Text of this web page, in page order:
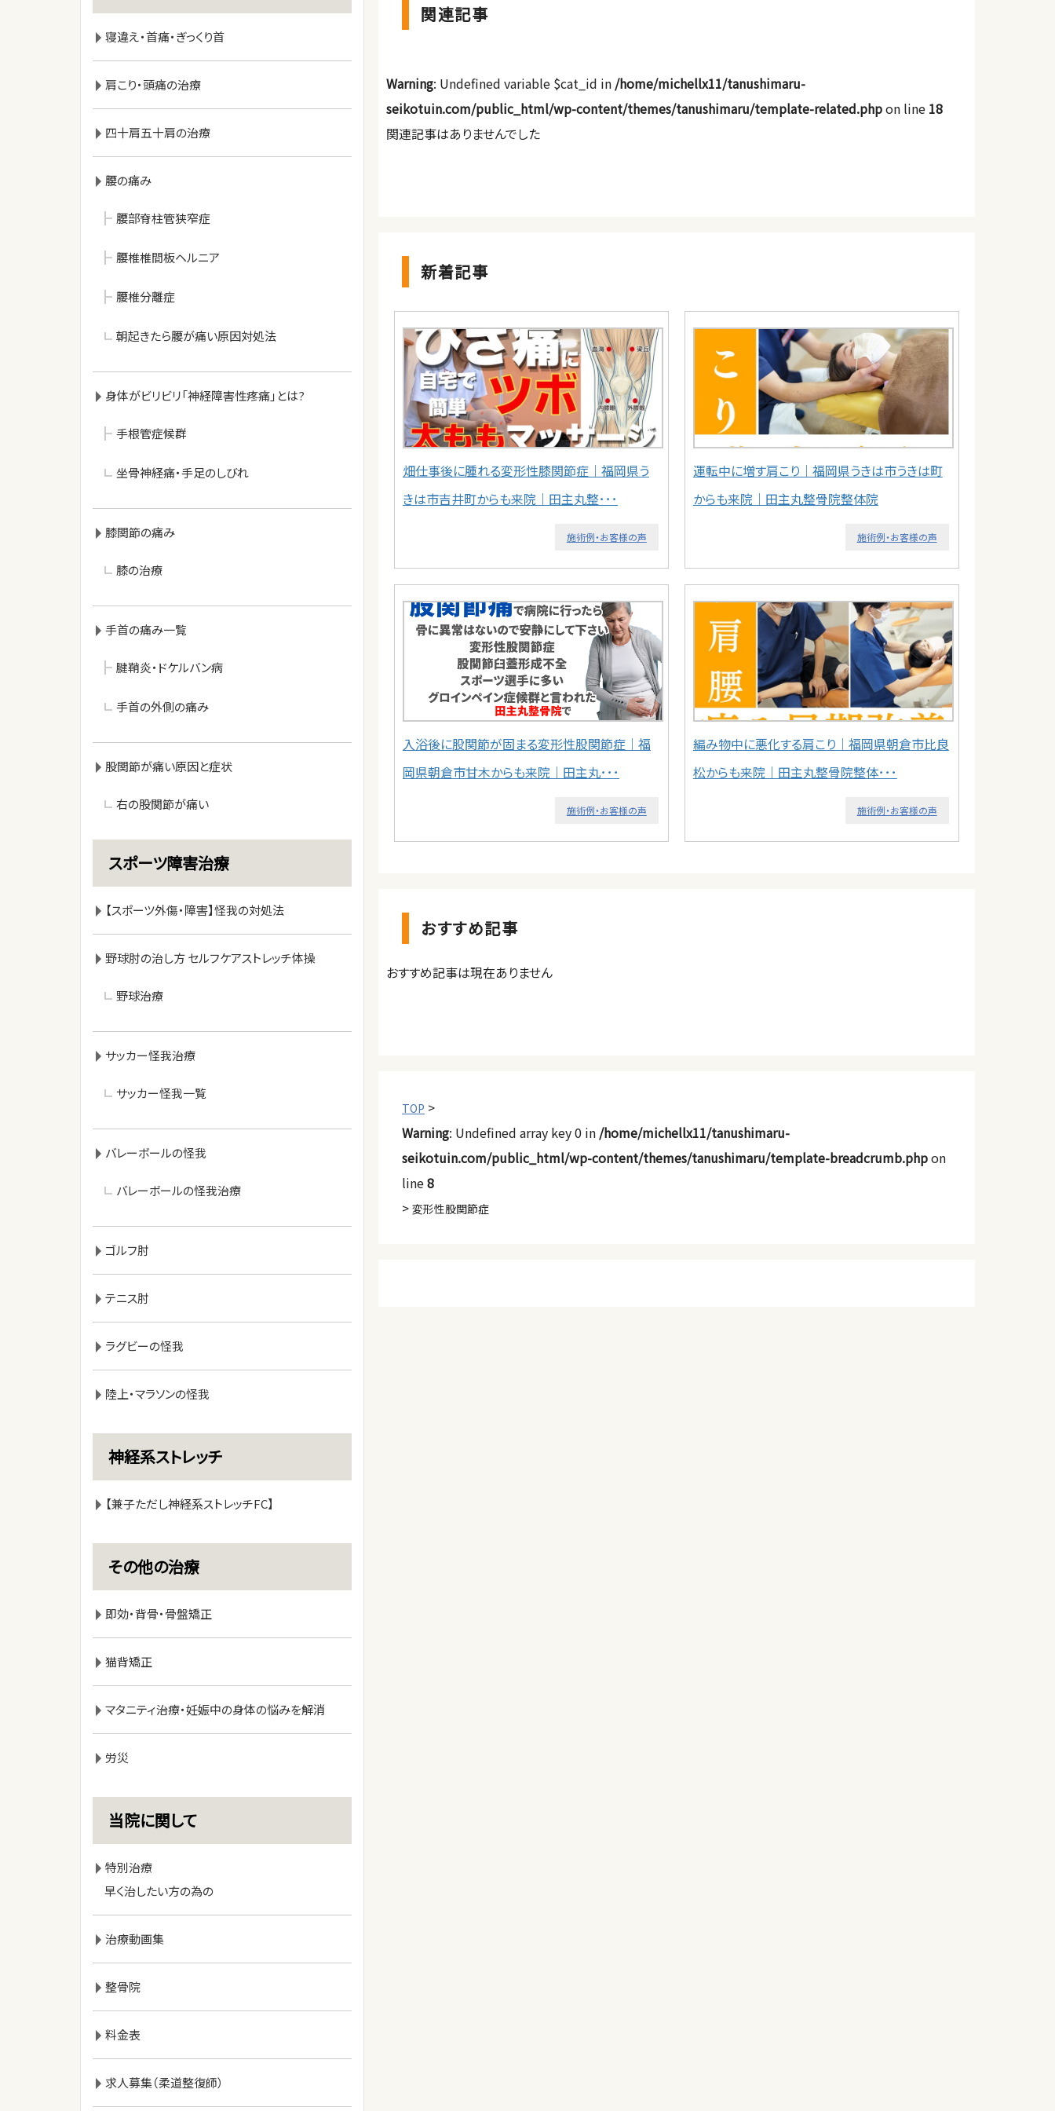
関連記事
Warning: Undefined variable $cat_id in /home/michellx11/tanushimaru-
seikotuin.com/public_html/wp-content/themes/tanushimaru/template-related.phpon line 18
関連記事はありませんでした
新着記事
畑仕事後に腫れる変形性膝関節症｜福岡県う
きは市吉井町からも来院｜田主丸整･･･
施術例・お客様の声
運転中に増す肩こり｜福岡県うきは市うきは町
からも来院｜田主丸整骨院整体院
施術例・お客様の声
入浴後に股関節が固まる変形性股関節症｜福
岡県朝倉市甘木からも来院｜田主丸･･･
施術例・お客様の声
編み物中に悪化する肩こり｜福岡県朝倉市比良
松からも来院｜田主丸整骨院整体･･･
施術例・お客様の声
おすすめ記事
おすすめ記事は現在ありません
TOP >
Warning: Undefined array key 0 in /home/michellx11/tanushimaru-
seikotuin.com/public_html/wp-content/themes/tanushimaru/template-breadcrumb.phpon
line8
> 変形性股関節症
寝違え・首痛・ぎっくり首
肩こり・頭痛の治療
四十肩五十肩の治療
腰の痛み
腰部脊柱管狭窄症
腰椎椎間板ヘルニア
腰椎分離症
朝起きたら腰が痛い原因対処法
身体がビリビリ「神経障害性疼痛」とは?
手根管症候群
坐骨神経痛・手足のしびれ
膝関節の痛み
膝の治療
手首の痛み一覧
腱鞘炎・ドケルバン病
手首の外側の痛み
股関節が痛い原因と症状
右の股関節が痛い
スポーツ障害治療
【スポーツ外傷・障害】怪我の対処法
野球肘の治し方 セルフケアストレッチ体操
野球治療
サッカー怪我治療
サッカー怪我一覧
バレーボールの怪我
バレーボールの怪我治療
ゴルフ肘
テニス肘
ラグビーの怪我
陸上・マラソンの怪我
神経系ストレッチ
【兼子ただし神経系ストレッチFC】
その他の治療
即効・背骨・骨盤矯正
猫背矯正
マタニティ治療・妊娠中の身体の悩みを解消
労災
当院に関して
特別治療
早く治したい方の為の
治療動画集
整骨院
料金表
求人募集（柔道整復師）